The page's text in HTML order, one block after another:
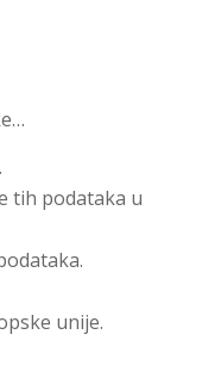
tih podataka u
unije.